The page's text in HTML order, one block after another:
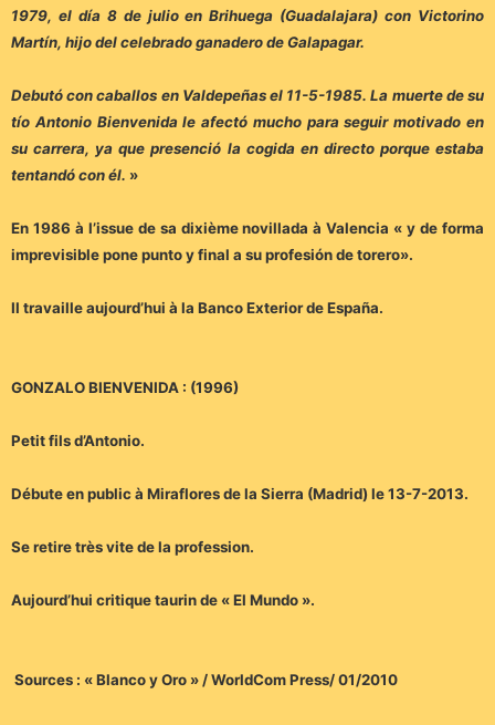
1979, el día 8 de julio en Brihuega (Guadalajara) con Victorino
Martín, hijo del celebrado ganadero de Galapagar.
Debutó con caballos en Valdepeñas el 11-5-1985. La muerte de su
tío Antonio Bienvenida le afectó mucho para seguir motivado en
su carrera, ya que presenció la cogida en directo porque estaba
tentandó con él. »
En 1986 à l’issue de sa dixième novillada à Valencia « y de forma
imprevisible pone punto y final a su profesión de torero».
Il travaille aujourd’hui à la Banco Exterior de España.
GONZALO BIENVENIDA : (1996)
Petit fils d’Antonio.
Débute en public à Miraflores de la Sierra (Madrid) le 13-7-2013.
Se retire très vite de la profession.
Aujourd’hui critique taurin de « El Mundo ».
Sources : « Blanco y Oro » / WorldCom Press/ 01/2010